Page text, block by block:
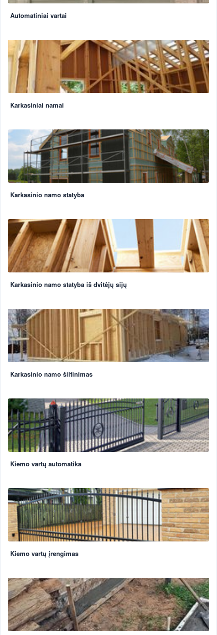
Automatiniai vartai
Karkasiniai namai
Karkasinio namo statyba
Karkasinio namo statyba iš dvitėjų sijų
Karkasinio namo šiltinimas
Kiemo vartų automatika
Kiemo vartų įrengimas